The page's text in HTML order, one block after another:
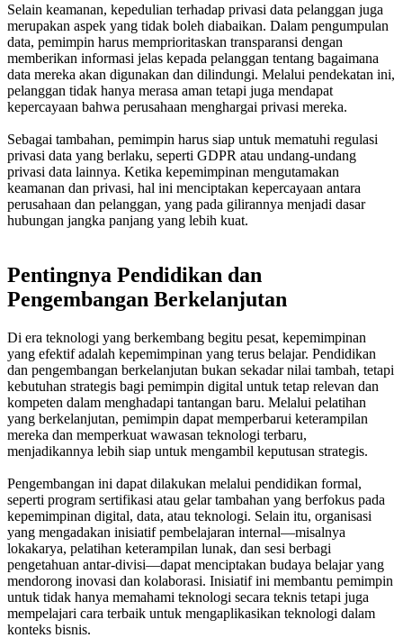
Selain keamanan, kepedulian terhadap privasi data pelanggan juga
merupakan aspek yang tidak boleh diabaikan. Dalam pengumpulan
data, pemimpin harus memprioritaskan transparansi dengan
memberikan informasi jelas kepada pelanggan tentang bagaimana
data mereka akan digunakan dan dilindungi. Melalui pendekatan ini,
pelanggan tidak hanya merasa aman tetapi juga mendapat
kepercayaan bahwa perusahaan menghargai privasi mereka.
Sebagai tambahan, pemimpin harus siap untuk mematuhi regulasi
privasi data yang berlaku, seperti GDPR atau undang-undang
privasi data lainnya. Ketika kepemimpinan mengutamakan
keamanan dan privasi, hal ini menciptakan kepercayaan antara
perusahaan dan pelanggan, yang pada gilirannya menjadi dasar
hubungan jangka panjang yang lebih kuat.
Pentingnya Pendidikan dan
Pengembangan Berkelanjutan
Di era teknologi yang berkembang begitu pesat, kepemimpinan
yang efektif adalah kepemimpinan yang terus belajar. Pendidikan
dan pengembangan berkelanjutan bukan sekadar nilai tambah, tetapi
kebutuhan strategis bagi pemimpin digital untuk tetap relevan dan
kompeten dalam menghadapi tantangan baru. Melalui pelatihan
yang berkelanjutan, pemimpin dapat memperbarui keterampilan
mereka dan memperkuat wawasan teknologi terbaru,
menjadikannya lebih siap untuk mengambil keputusan strategis.
Pengembangan ini dapat dilakukan melalui pendidikan formal,
seperti program sertifikasi atau gelar tambahan yang berfokus pada
kepemimpinan digital, data, atau teknologi. Selain itu, organisasi
yang mengadakan inisiatif pembelajaran internal—misalnya
lokakarya, pelatihan keterampilan lunak, dan sesi berbagi
pengetahuan antar-divisi—dapat menciptakan budaya belajar yang
mendorong inovasi dan kolaborasi. Inisiatif ini membantu pemimpin
untuk tidak hanya memahami teknologi secara teknis tetapi juga
mempelajari cara terbaik untuk mengaplikasikan teknologi dalam
konteks bisnis.